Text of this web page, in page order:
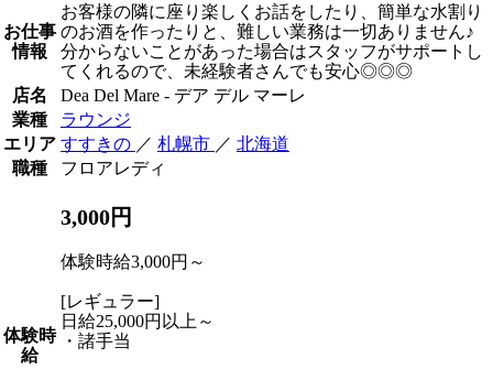
お仕事
情報
お客様の隣に座り楽しくお話をしたり、簡単な水割り
のお酒を作ったりと、難しい業務は一切ありません♪
分からないことがあった場合はスタッフがサポートし
てくれるので、未経験者さんでも安心◎◎◎
店名
Dea Del Mare - デア デル マーレ
業種
ラウンジ
エリア すすきの ／ 札幌市 ／ 北海道
職種
フロアレディ
体験時
給
3,000円
体験時給3,000円～
[レギュラー]
日給25,000円以上～
・諸手当